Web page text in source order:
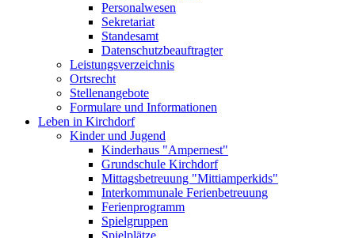
Personalwesen
Sekretariat
Standesamt
Datenschutzbeauftragter
Leistungsverzeichnis
Ortsrecht
Stellenangebote
Formulare und Informationen
Leben in Kirchdorf
Kinder und Jugend
Kinderhaus "Ampernest"
Grundschule Kirchdorf
Mittagsbetreuung "Mittiamperkids"
Interkommunale Ferienbetreuung
Ferienprogramm
Spielgruppen
Spielplätze